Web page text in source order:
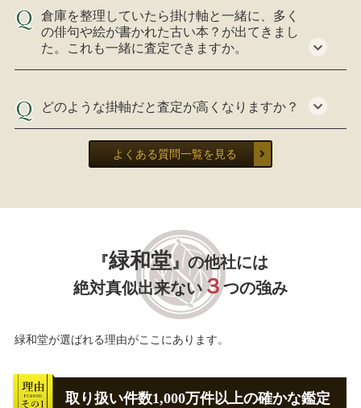
倉庫を整理していたら掛け軸と一緒に、多く
の俳句や絵が書かれた古い本？が出てきまし
た。これも一緒に査定できますか。
どのような掛軸だと査定が高くなりますか？
よくある質問一覧を見る
『緑和堂』の他社には
絶対真似出来ない ３つの強み
緑和堂が選ばれる理由がここにあります。
取り扱い件数1,000万件以上の確かな鑑定